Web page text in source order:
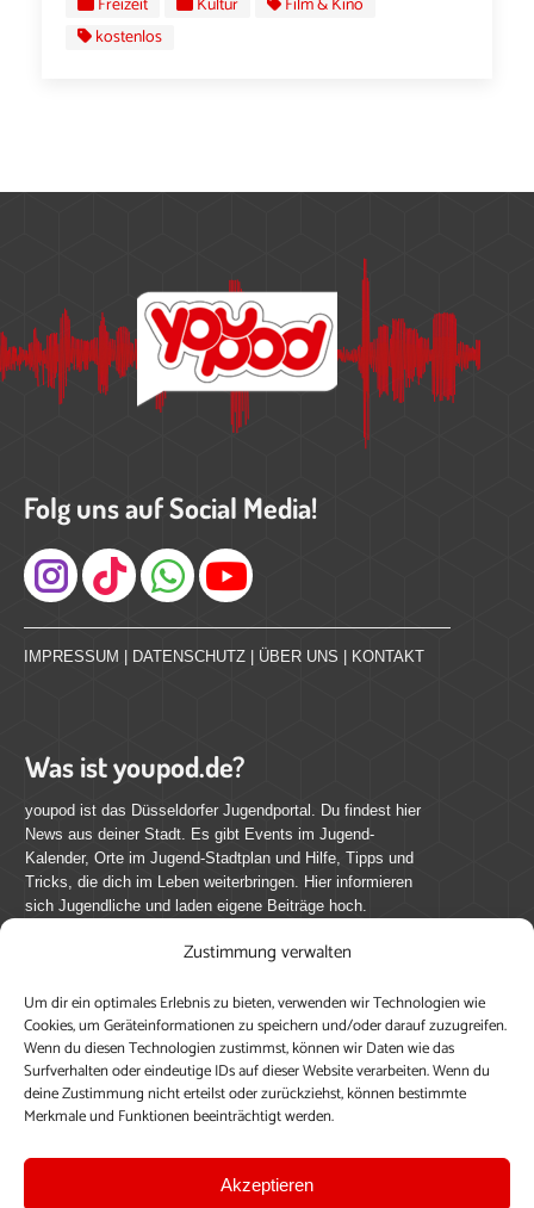
Zustimmung verwalten
Um dir ein optimales Erlebnis zu bieten, verwenden wir Technologien wie
Cookies, um Geräteinformationen zu speichern und/oder darauf zuzugreifen.
Wenn du diesen Technologien zustimmst, können wir Daten wie das
Surfverhalten oder eindeutige IDs auf dieser Website verarbeiten. Wenn du
deine Zustimmung nicht erteilst oder zurückziehst, können bestimmte
Merkmale und Funktionen beeinträchtigt werden.
Akzeptieren
Freizeit Kultur
Film & Kino
kostenlos
Folg uns auf Social Media!
Instagram
IMPRESSUM DATENSCHUTZ ÜBER UNS KONTAKT
Was ist youpod.de?
youpod ist das Düsseldorfer Jugendportal. Du findest hier
News aus deiner Stadt. Es gibt Events im Jugend-
Kalender, Orte im Jugend-Stadtplan und Hilfe, Tipps und
Tricks, die dich im Leben weiterbringen. Hier informieren
sich Jugendliche und laden eigene Beiträge hoch.
Mach mit bei youpod.de!
youpod.de lebt von Menschen wie dir. Sammel
journalistische Erfahrung, teile deine Perspektive und
veröffentliche deine Beiträge auf youpod.de.Du musst
dich anmelden, um alle Funktionen nutzen zu können, ein
Profil anzulegen, eigene Beiträge hochzuladen und zu
Einloggen